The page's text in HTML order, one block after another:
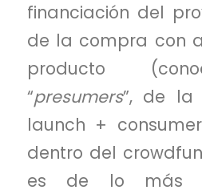
financiación del
de la compra con
producto
“presumers”, de la
launch +
dentro del
es de lo más